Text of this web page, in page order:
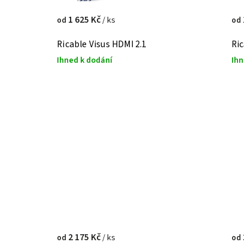
Ricable Visus HDMI 2.1
Ihned k dodání
od 1 625 Kč/ ks od
od 2 175 Kč/ ks od